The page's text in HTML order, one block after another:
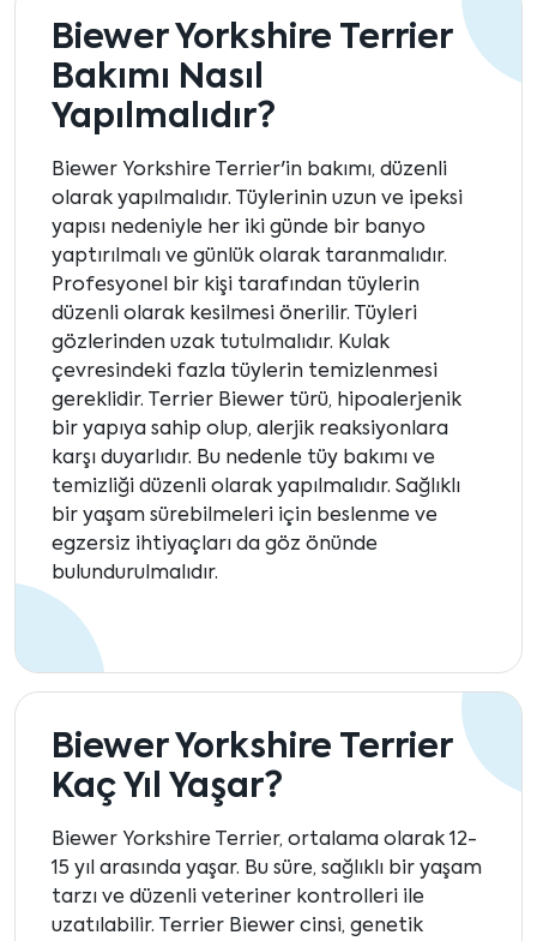
Biewer Yorkshire Terrier
Bakımı Nasıl
Yapılmalıdır?
Biewer Yorkshire Terrier'in bakımı, düzenli
olarak yapılmalıdır. Tüylerinin uzun ve ipeksi
yapısı nedeniyle her iki günde bir banyo
yaptırılmalı ve günlük olarak taranmalıdır.
Profesyonel bir kişi tarafından tüylerin
düzenli olarak kesilmesi önerilir. Tüyleri
gözlerinden uzak tutulmalıdır. Kulak
çevresindeki fazla tüylerin temizlenmesi
gereklidir. Terrier Biewer türü, hipoalerjenik
bir yapıya sahip olup, alerjik reaksiyonlara
karşı duyarlıdır. Bu nedenle tüy bakımı ve
temizliği düzenli olarak yapılmalıdır. Sağlıklı
bir yaşam sürebilmeleri için beslenme ve
egzersiz ihtiyaçları da göz önünde
bulundurulmalıdır.
Biewer Yorkshire Terrier
Kaç Yıl Yaşar?
Biewer Yorkshire Terrier, ortalama olarak 12-
15 yıl arasında yaşar. Bu süre, sağlıklı bir yaşam
tarzı ve düzenli veteriner kontrolleri ile
uzatılabilir. Terrier Biewer cinsi, genetik